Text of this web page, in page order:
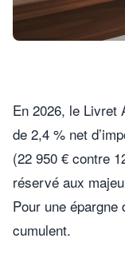
En 2026, le Livret
de 2,4 % net
(22 950 € contre
réservé aux
Pour une
cumulent.